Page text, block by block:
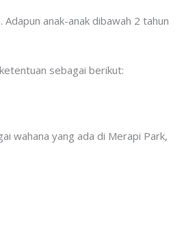
anak-anak dibawah 2 tahun
sebagai berikut:
wahana yang ada di Merapi Park,